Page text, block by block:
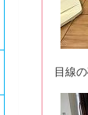
目線